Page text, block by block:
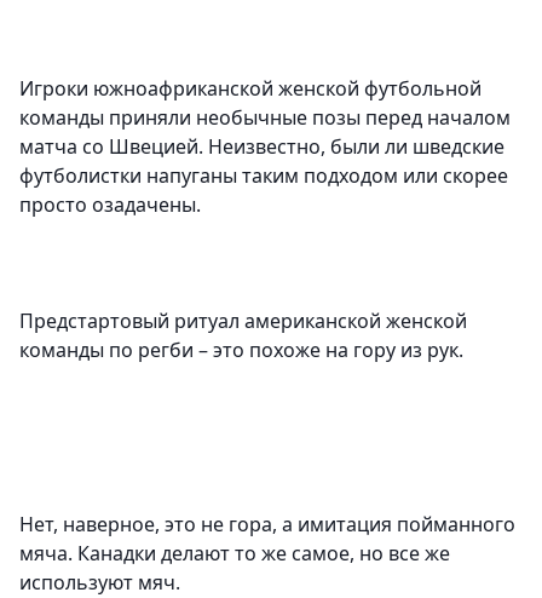
Игроки южноафриканской женской футбольной
команды приняли необычные позы перед началом
матча со Швецией. Неизвестно, были ли шведские
футболистки напуганы таким подходом или скорее
просто озадачены.
Предстартовый ритуал американской женской
команды по регби – это похоже на гору из рук.
Нет, наверное, это не гора, а имитация пойманного
мяча. Канадки делают то же самое, но все же
используют мяч.